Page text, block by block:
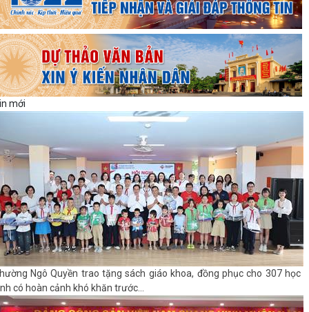
mới
Ngô Quyền trao tặng sách giáo khoa, đồng phục cho 307 học
có hoàn cảnh khó khăn trước...